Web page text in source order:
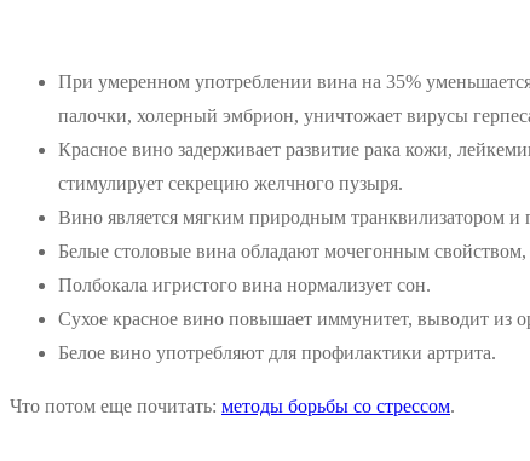
При умеренном употреблении вина на 35%
палочки, холерный эмбрион, уничтожает вирусы
Красное вино задерживает развитие рака кожи,
стимулирует секрецию желчного пузыря.
Вино является мягким природным транквилизатором и
Белые столовые вина обладают мочегонным
Полбокала игристого вина нормализует сон.
Сухое красное вино повышает иммунитет, выводит из
Белое вино употребляют для профилактики артрита.
Что потом еще почитать: методы борьбы со стрессом.